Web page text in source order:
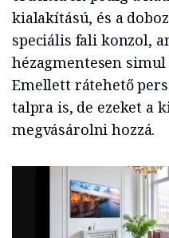
kialakítású, és a
speciális fali konzol,
hézagmentesen
Emellett rátehető
talpra is, de ezeket a
megvásárolni hozzá.